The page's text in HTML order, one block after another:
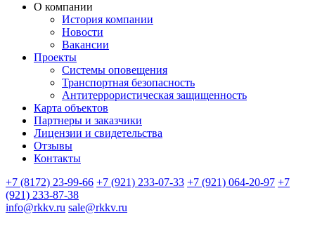
О компании
История компании
Новости
Вакансии
Проекты
Системы оповещения
Транспортная безопасность
Антитеррористическая защищенность
Карта объектов
Партнеры и заказчики
Лицензии и свидетельства
Отзывы
Контакты
+7 (8172) 23-99-66 +7 (921) 233-07-33 +7 (921) 064-20-97 +7
(921) 233-87-38
info@rkkv.ru sale@rkkv.ru